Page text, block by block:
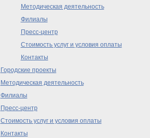
Методическая деятельность
Филиалы
Пресс-центр
Стоимость услуг и условия оплаты
Контакты
Городские проекты
Методическая деятельность
Филиалы
Пресс-центр
Стоимость услуг и условия оплаты
Контакты